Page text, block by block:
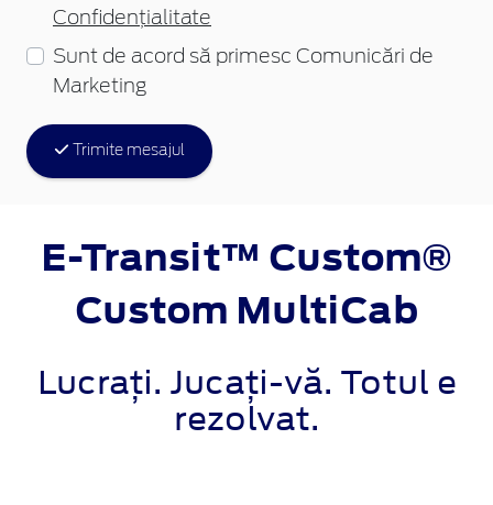
Confidențialitate
Sunt de acord să primesc Comunicări de
Marketing
Trimite mesajul
E-Transit™ Custom®
Custom MultiCab
Lucrați. Jucați-vă. Totul e
rezolvat.